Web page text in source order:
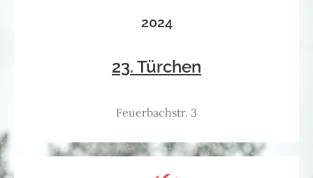
2024
23. Türchen
Feuerbachstr. 3